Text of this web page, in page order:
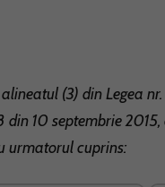
(3) din Legea
din 10 septembrie
urmatorul cuprins: